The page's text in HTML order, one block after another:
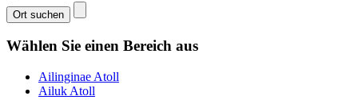
Wählen Sie einen Bereich aus
Ailinginae Atoll
Ailuk Atoll